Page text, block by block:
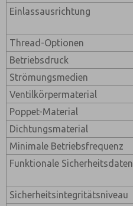
Einlassausrichtung
Thread-Optionen
Betriebsdruck
Strömungsmedien
Ventilkörpermaterial
Poppet-Material
Dichtungsmaterial
Minimale Betriebsfrequenz
Funktionale Sicherheitsdaten
Sicherheitsintegritätsniveau